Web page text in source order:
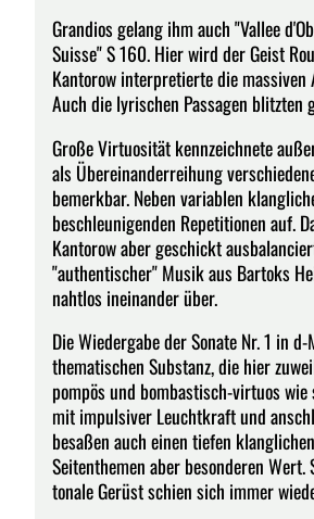
Grandios gelang ihm auch "Vallee
Suisse" S 160. Hier wird der Geist
Kantorow interpretierte die
Auch die lyrischen Passagen blitzten
Große Virtuosität kennzeichnete
als Übereinanderreihung
bemerkbar. Neben variablen
beschleunigenden Repetitionen auf.
Kantorow aber geschickt
"authentischer" Musik aus Bartoks
nahtlos ineinander über.
Die Wiedergabe der Sonate Nr. 1 in
thematischen Substanz, die hier
pompös und bombastisch-virtuos
mit impulsiver Leuchtkraft und
besaßen auch einen tiefen
Seitenthemen aber besonderen
tonale Gerüst schien sich immer